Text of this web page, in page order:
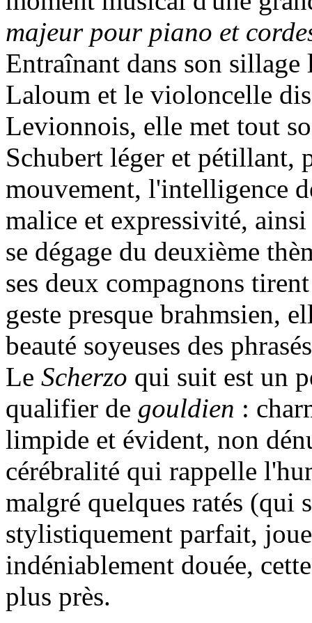
majeur pour piano et
Entraînant dans son
Laloum et le violoncelle
Levionnois, elle met tout
Schubert léger et pétillant,
mouvement, l'intelligence
malice et expressivité,
se dégage du deuxième
ses deux compagnons
geste presque brahmsien,
beauté soyeuses des
Le Scherzo qui suit est un
qualifier de gouldien :
limpide et évident, non
cérébralité qui rappelle
malgré quelques ratés (qui
stylistiquement parfait,
indéniablement douée,
plus près.